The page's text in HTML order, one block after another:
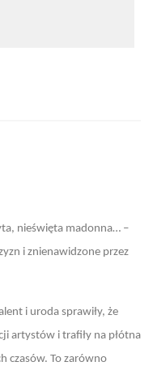
nieświęta madonna… –
i znienawidzone przez
i uroda sprawiły, że
artystów i trafiły na płótna
czasów. To zarówno